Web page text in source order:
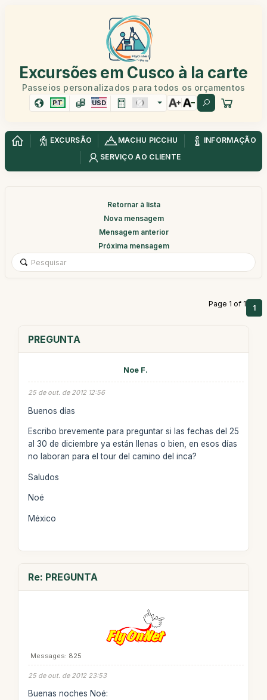
Excursões em Cusco à la carte
Passeios personalizados para todos os orçamentos
PT USD
EXCURSÃO MACHU PICCHU
INFORMAÇÃO
SERVIÇO AO CLIENTE
Retornar à lista
Nova mensagem
Mensagem anterior
Próxima mensagem
Page 1 of 1 1
PREGUNTA
Noe F.
25 de out. de 2012 12:56
Buenos días
Escribo brevemente para preguntar si las fechas del 25
al 30 de diciembre ya están llenas o bien, en esos días
no laboran para el tour del camino del inca?
Saludos
Noé
México
Re: PREGUNTA
Messages: 825
25 de out. de 2012 23:53
Buenas noches Noé: